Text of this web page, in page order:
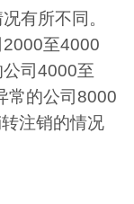
有所不同。
2000至4000
司4000至
常的公司8000
注销的情况